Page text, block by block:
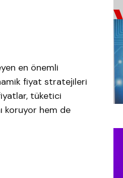
en önemli
fiyat stratejileri
tüketici
koruyor hem de